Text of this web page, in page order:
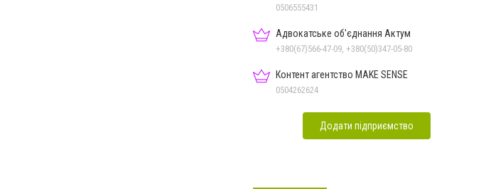
Дон.обл.
0506555431
Адвокатське об'єднання Актум
+380(67)566-47-09, +380(50)347-05-80
Контент агентство MAKE SENSE
0504262624
Додати підприємство